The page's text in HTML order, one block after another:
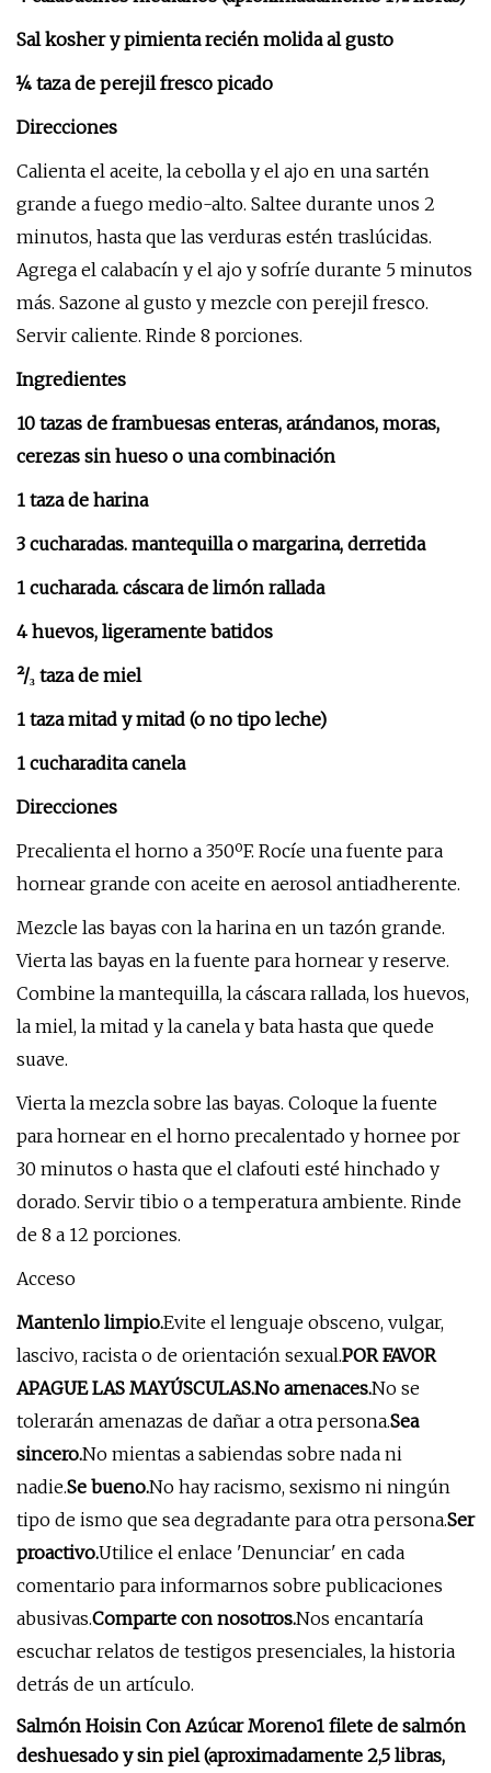
Sal kosher y pimienta recién molida al gusto
¼ taza de perejil fresco picado
Direcciones
Calienta el aceite, la cebolla y el ajo en una sartén
grande a fuego medio-alto. Saltee durante unos 2
minutos, hasta que las verduras estén traslúcidas.
Agrega el calabacín y el ajo y sofríe durante 5 minutos
más. Sazone al gusto y mezcle con perejil fresco.
Servir caliente. Rinde 8 porciones.
Ingredientes
10 tazas de frambuesas enteras, arándanos, moras,
cerezas sin hueso o una combinación
1 taza de harina
3 cucharadas. mantequilla o margarina, derretida
1 cucharada. cáscara de limón rallada
4 huevos, ligeramente batidos
²/₃ taza de miel
1 taza mitad y mitad (o no tipo leche)
1 cucharadita canela
Direcciones
Precalienta el horno a 350ºF. Rocíe una fuente para
hornear grande con aceite en aerosol antiadherente.
Mezcle las bayas con la harina en un tazón grande.
Vierta las bayas en la fuente para hornear y reserve.
Combine la mantequilla, la cáscara rallada, los huevos,
la miel, la mitad y la canela y bata hasta que quede
suave.
Vierta la mezcla sobre las bayas. Coloque la fuente
para hornear en el horno precalentado y hornee por
30 minutos o hasta que el clafouti esté hinchado y
dorado. Servir tibio o a temperatura ambiente. Rinde
de 8 a 12 porciones.
Acceso
Mantenlo limpio.Evite el lenguaje obsceno, vulgar,
lascivo, racista o de orientación sexual.POR FAVOR
APAGUE LAS MAYÚSCULAS.No amenaces.No se
tolerarán amenazas de dañar a otra persona.Sea
sincero.No mientas a sabiendas sobre nada ni
nadie.Se bueno.No hay racismo, sexismo ni ningún
tipo de ismo que sea degradante para otra persona.Ser
proactivo.Utilice el enlace 'Denunciar' en cada
comentario para informarnos sobre publicaciones
abusivas.Comparte con nosotros.Nos encantaría
escuchar relatos de testigos presenciales, la historia
detrás de un artículo.
Salmón Hoisin Con Azúcar Moreno1 filete de salmón
deshuesado y sin piel (aproximadamente 2,5 libras,